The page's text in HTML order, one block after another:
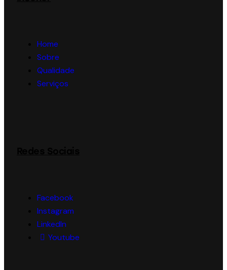
Home
Sobre
Qualidade
Serviços
Facebook
Instagram
LinkedIn
Youtube